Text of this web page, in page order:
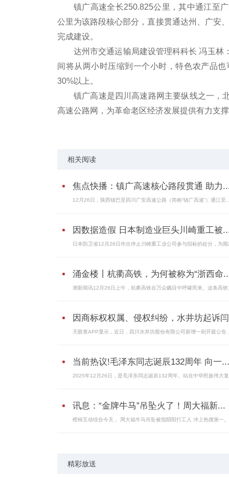
镇广高速全长250.825公里，其中通江至
公里为该路段核心部分，直接贯通达州、广安
完成建设。
达州市交通运输局建设管理科科长 冯玉林
间将从两小时压缩到一个小时，特色农产品
30%以上。
镇广高速是四川高速路网主要纵线之一，
高速公路网，为革命老区经济发展提供有力支
相关阅读
焦点快播：镇广高速核心路段贯通 助力
12月26日，陕西镇巴至四川广安高速公路（简称“镇广高速”）通江至...
因数据造假 日本制造业巨头川崎重工被
日本防卫省12月26日作出停止川崎重工业公司参与招标的处分，为期
涌金楼丨杭衢高铁，为何被称为“浙西命
潮新闻讯12月26日上午，杭衢高铁在万众瞩目中呼啸而来。这条高铁
因商标权权属、侵权纠纷，水井坊起诉
天眼查APP显示，近日，四川水井坊股份有限公司新增一则开庭公告
当前热议!毛泽东同志诞辰132周年 向一...
2025年12月26日，是毛泽东同志诞辰132周年。站在中华民族伟大
讯息：“金牌牛马”吊坠火了！周大福新...
橙柿互动综合今天， 周大福牛马吊坠被指阴阳打工人 冲上热搜第一。
精彩放送